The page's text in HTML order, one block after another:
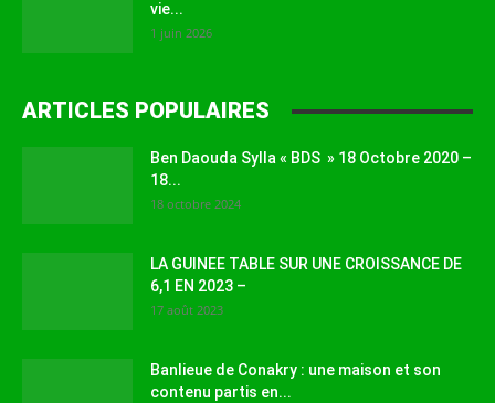
vie...
1 juin 2026
ARTICLES POPULAIRES
Ben Daouda Sylla « BDS » 18 Octobre 2020 –
18...
18 octobre 2024
LA GUINEE TABLE SUR UNE CROISSANCE DE
6,1 EN 2023 –
17 août 2023
Banlieue de Conakry : une maison et son
contenu partis en...